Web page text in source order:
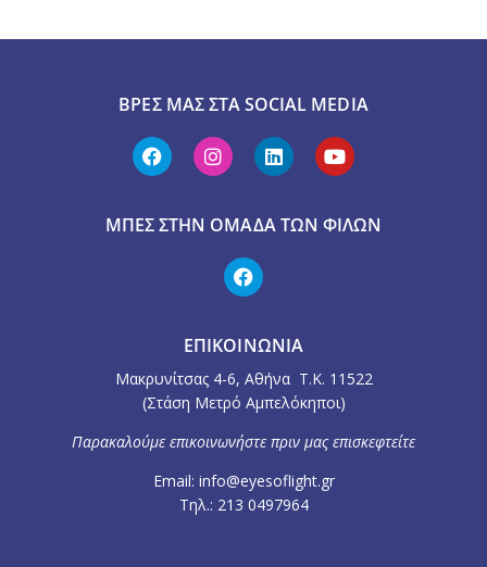
ΒΡΕΣ ΜΑΣ ΣΤΑ SOCIAL MEDIA
ΜΠΕΣ ΣΤΗΝ ΟΜΆΔΑ ΤΩΝ ΦΊΛΩΝ
ΕΠΙΚΟΙΝΩΝΙΑ
Μακρυνίτσας 4-6, Αθήνα Τ.Κ. 11522
(Στάση Μετρό Αμπελόκηποι)
Παρακαλούμε επικοινωνήστε πριν μας επισκεφτείτε
Email: info@eyesoflight.gr
Τηλ.: 213 0497964